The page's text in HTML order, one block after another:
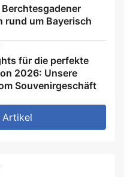
rund um Bayerisch
für die perfekte
2026: Unsere
Souvenirgeschäft
Artikel